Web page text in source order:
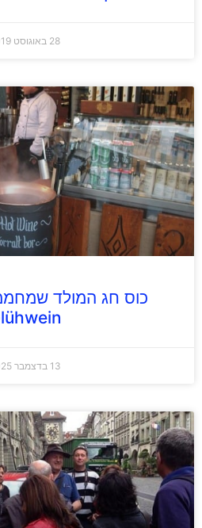
28 באוגוסט 2019
כוס חג המולד
13 בדצמבר 2025